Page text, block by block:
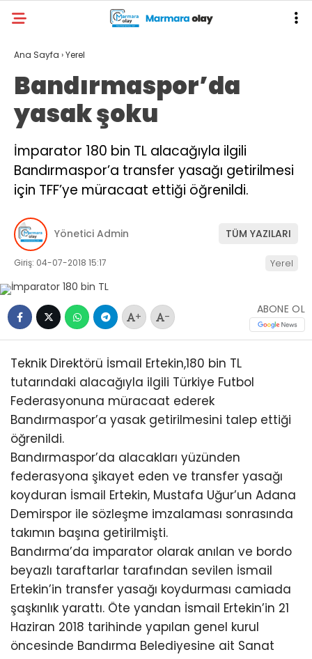
Ana Sayfa ›Yerel
Bandırmaspor’da
yasak şoku
İmparator 180 bin TL alacağıyla ilgili
Bandırmaspor’a transfer yasağı getirilmesi
için TFF’ye müracaat ettiği öğrenildi.
Yönetici Admin TÜM YAZILARI
Giriş: 04-07-2018 15:17 Yerel
+ -
ABONE OL
Teknik Direktörü İsmail Ertekin,180 bin TL
tutarındaki alacağıyla ilgili Türkiye Futbol
Federasyonuna müracaat ederek
Bandırmaspor’a yasak getirilmesini talep ettiği
öğrenildi.
Bandırmaspor’da alacakları yüzünden
federasyona şikayet eden ve transfer yasağı
koyduran İsmail Ertekin, Mustafa Uğur’un Adana
Demirspor ile sözleşme imzalaması sonrasında
takımın başına getirilmişti.
Bandırma’da imparator olarak anılan ve bordo
beyazlı taraftarlar tarafından sevilen İsmail
Ertekin’in transfer yasağı koydurması camiada
şaşkınlık yarattı. Öte yandan İsmail Ertekin’in 21
Haziran 2018 tarihinde yapılan genel kurul
öncesinde Bandırma Belediyesine ait Sanat